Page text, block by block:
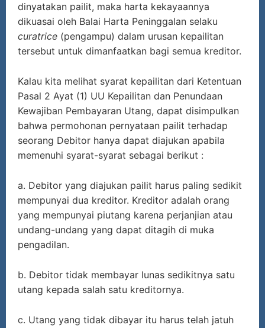
dinyatakan pailit, maka harta kekayaannya
dikuasai oleh Balai Harta Peninggalan selaku
curatrice (pengampu) dalam urusan kepailitan
tersebut untuk dimanfaatkan bagi semua kreditor.
Kalau kita melihat syarat kepailitan dari Ketentuan
Pasal 2 Ayat (1) UU Kepailitan dan Penundaan
Kewajiban Pembayaran Utang, dapat disimpulkan
bahwa permohonan pernyataan pailit terhadap
seorang Debitor hanya dapat diajukan apabila
memenuhi syarat-syarat sebagai berikut :
a. Debitor yang diajukan pailit harus paling sedikit
mempunyai dua kreditor. Kreditor adalah orang
yang mempunyai piutang karena perjanjian atau
undang-undang yang dapat ditagih di muka
pengadilan.
b. Debitor tidak membayar lunas sedikitnya satu
utang kepada salah satu kreditornya.
c. Utang yang tidak dibayar itu harus telah jatuh